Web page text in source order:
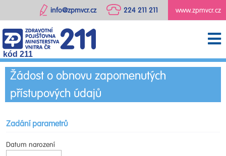
www.zpmvcr.cz
224 211 211
info@zpmvcr.cz
kód 211
Žádost o obnovu zapomenutých
přístupových údajů
Zadání parametrů
Datum narození